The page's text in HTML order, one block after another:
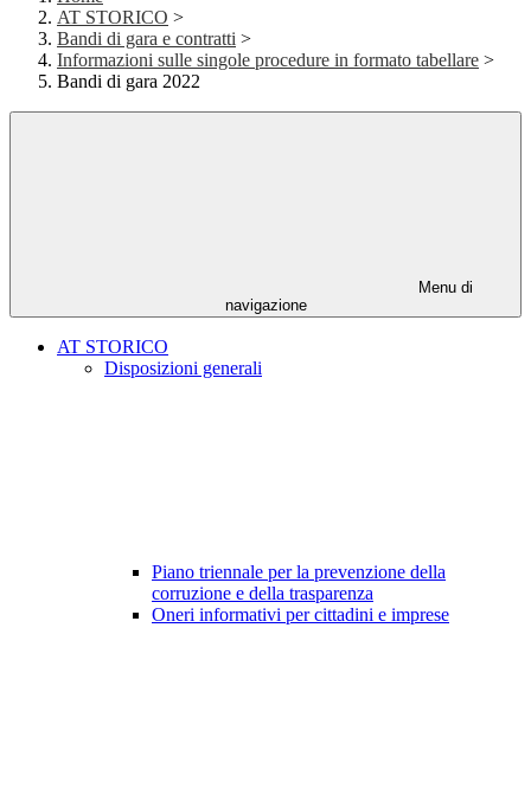
AT STORICO >
Bandi di gara e contratti >
Informazioni sulle singole procedure in formato tabellare >
Bandi di gara 2022
Menu di
navigazione
AT STORICO
Disposizioni generali
Piano triennale per la prevenzione della
corruzione e della trasparenza
Oneri informativi per cittadini e imprese